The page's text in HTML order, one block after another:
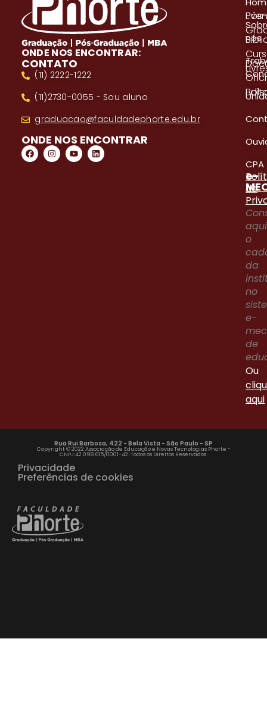
ONDE NOS ENCONTRAR:
CONTATO
(11) 2222-1222
(11)2730-0055 - Sou aluno
graduacao@faculdadephorte.edu.br
ONDE NOS ENCONTRAR
nós
CPA
Pós-
e-
aqui
o
da
no
e-
mec
de
Ou
aqui
de
Rua Rui Barbosa, 422 - Bela Vista - São Paulo - SP
Copyright © 2022 Associação de Educação e Novas Tecnologias Phorte -
CNPJ:42.098.615/0001-42. Todos os Direitos Reservados.
Privacidade
Preferências de cookies